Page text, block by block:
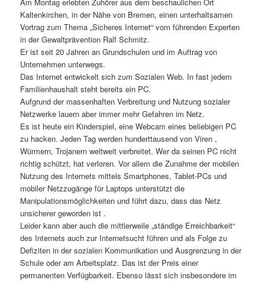
Kaltenkirchen, in der Nähe von Bremen, einen unterhaltsamen
Vortrag zum Thema „Sicheres Internet“ vom führenden Experten
in der Gewaltprävention Ralf Schmitz.
Er ist seit 20 Jahren an Grundschulen und im Auftrag von
Unternehmen unterwegs.
Das Internet entwickelt sich zum Sozialen Web. In fast jedem
Familienhaushalt steht bereits ein PC.
Aufgrund der massenhaften Verbreitung und Nutzung sozialer
Netzwerke lauern aber immer mehr Gefahren im Netz.
Es ist heute ein Kinderspiel, eine Webcam eines beliebigen PC
zu hacken. Jeden Tag werden hunderttausend von Viren ,
Würmern, Trojanern weltweit verbreitet. Wer da seinen PC nicht
richtig schützt, hat verloren. Vor allem die Zunahme der mobilen
Nutzung des Internets mittels Smartphones, Tablet-PCs und
mobiler Netzzugänge für Laptops unterstützt die
Manipulationsmöglichkeiten und führt dazu, dass das Netz
unsicherer geworden ist .
Leider kann aber auch die mittlerweile „ständige Erreichbarkeit“
des Internets auch zur Internetsucht führen und als Folge zu
Defiziten in der sozialen Kommunikation und Ausgrenzung in der
Schule oder am Arbeitsplatz. Das ist der Preis einer
permanenten Verfügbarkeit. Ebenso lässt sich insbesondere im